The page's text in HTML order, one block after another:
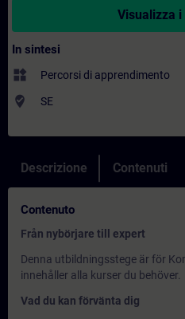
Visualizza
In sintesi
widgets Percorsi di apprendimento
where_to_vote SE
Descrizione Contenuti
Contenuto
Från nybörjare till expert
Denna utbildningsstege är för
innehåller alla kurser du behöver.
Vad du kan förvänta dig